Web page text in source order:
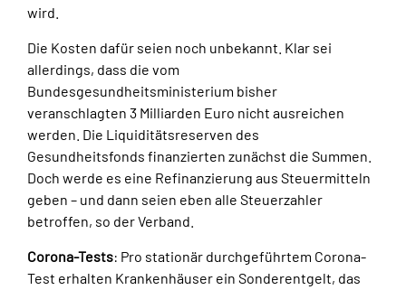
wird.
Die Kosten dafür seien noch unbekannt. Klar sei
allerdings, dass die vom
Bundesgesundheitsministerium bisher
veranschlagten 3 Milliarden Euro nicht ausreichen
werden. Die Liquiditätsreserven des
Gesundheitsfonds finanzierten zunächst die Summen.
Doch werde es eine Refinanzierung aus Steuermitteln
geben – und dann seien eben alle Steuerzahler
betroffen, so der Verband.
Corona-Tests: Pro stationär durchgeführtem Corona-
Test erhalten Krankenhäuser ein Sonderentgelt, das